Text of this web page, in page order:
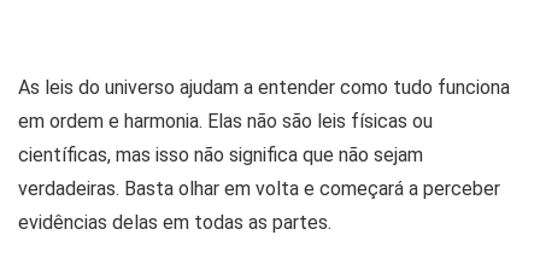
As leis do universo ajudam a entender como tudo funciona
em ordem e harmonia. Elas não são leis físicas ou
científicas, mas isso não significa que não sejam
verdadeiras. Basta olhar em volta e começará a perceber
evidências delas em todas as partes.